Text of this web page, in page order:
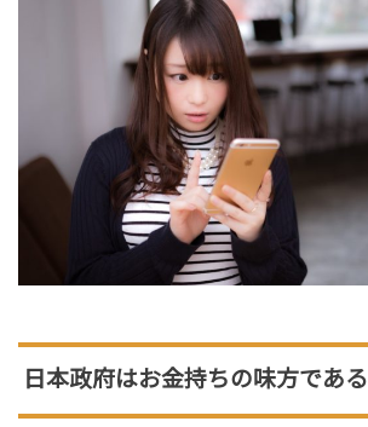
日本政府はお金持ちの味方である